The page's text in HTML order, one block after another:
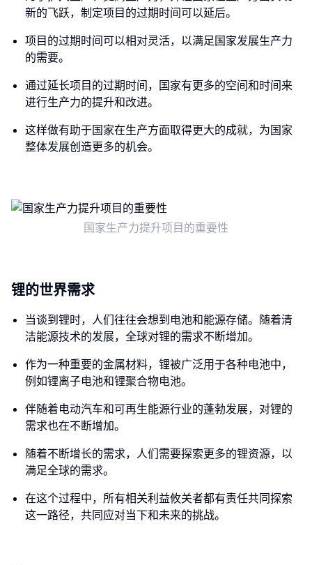
新的飞跃，制定项目的过期时间可以延后。
项目的过期时间可以相对灵活，以满足国家发展生产力
的需要。
通过延长项目的过期时间，国家有更多的空间和时间来
进行生产力的提升和改进。
这样做有助于国家在生产方面取得更大的成就，为国家
整体发展创造更多的机会。
国家生产力提升项目的重要性
锂的世界需求
当谈到锂时，人们往往会想到电池和能源存储。随着清
洁能源技术的发展，全球对锂的需求不断增加。
作为一种重要的金属材料，锂被广泛用于各种电池中，
例如锂离子电池和锂聚合物电池。
伴随着电动汽车和可再生能源行业的蓬勃发展，对锂的
需求也在不断增加。
随着不断增长的需求，人们需要探索更多的锂资源，以
满足全球的需求。
在这个过程中，所有相关利益攸关者都有责任共同探索
这一路径，共同应对当下和未来的挑战。